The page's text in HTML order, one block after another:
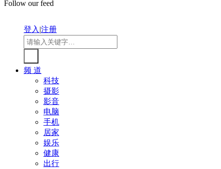
Follow our feed
登入|注册
频 道
科技
摄影
影音
电脑
手机
居家
娱乐
健康
出行